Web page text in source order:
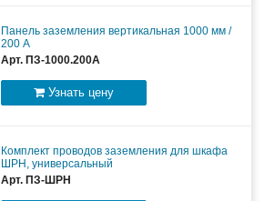
Панель заземления вертикальная 1000 мм /
200 А
Арт. ПЗ-1000.200А
Узнать цену
Комплект проводов заземления для шкафа
ШРН, универсальный
Арт. ПЗ-ШРН